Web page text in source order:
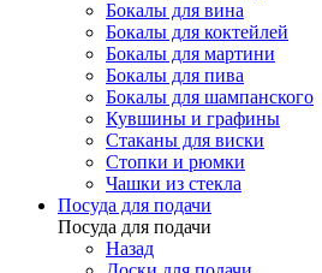
Бокалы для вина
Бокалы для коктейлей
Бокалы для мартини
Бокалы для пива
Бокалы для шампанского
Кувшины и графины
Стаканы для виски
Стопки и рюмки
Чашки из стекла
Посуда для подачи
Посуда для подачи
Назад